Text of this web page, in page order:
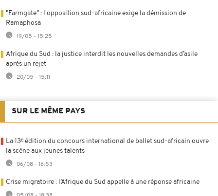
"Farmgate" : l'opposition sud-africaine exige la démission de
Ramaphosa
19/05 - 15:25
Afrique du Sud : la justice interdit les nouvelles demandes d’asile
après un rejet
20/05 - 15:11
SUR LE MÊME PAYS
La 13ᵉ édition du concours international de ballet sud-africain ouvre
la scène aux jeunes talents
06/08 - 16:53
Crise migratoire : l’Afrique du Sud appelle à une réponse africaine